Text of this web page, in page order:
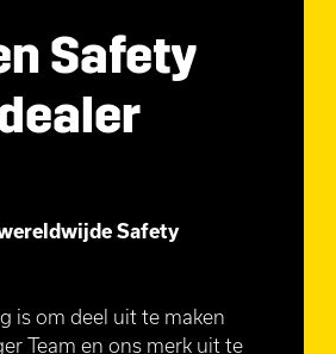
Safety
Safety
is om deel uit te maken
Team en ons merk uit te